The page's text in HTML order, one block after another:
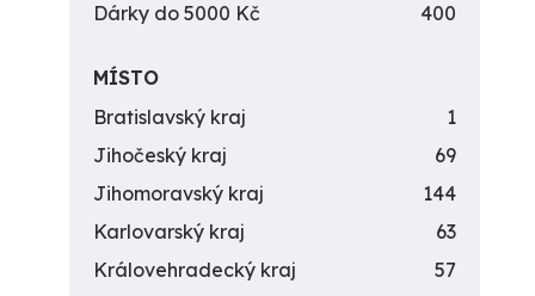
Dárky do 5000 Kč
400
MÍSTO
Bratislavský kraj
1
Jihočeský kraj
69
Jihomoravský kraj
144
Karlovarský kraj
63
Královehradecký kraj
57